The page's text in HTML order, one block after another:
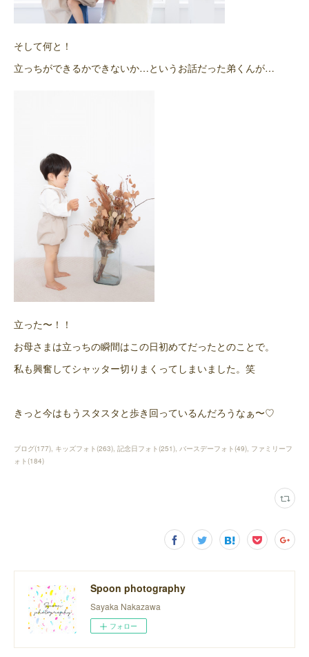
そして何と！
立っちができるかできないか…というお話だった弟くんが…
立った〜！！
お母さまは立っちの瞬間はこの日初めてだったとのことで。
私も興奮してシャッター切りまくってしまいました。笑
きっと今はもうスタスタと歩き回っているんだろうなぁ〜♡
ブログ(177) キッズフォト(263) 記念日フォト(251) バースデーフォト(49) ファミリーフ
ォト(184)
Spoon photography
Sayaka Nakazawa
フォロー